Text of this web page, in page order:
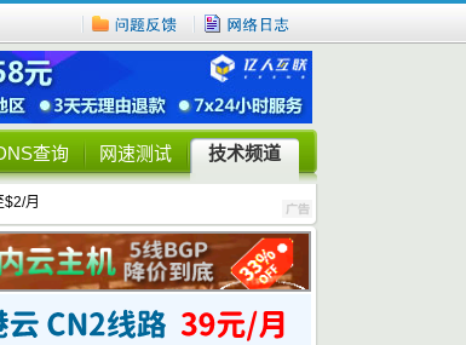
查询 网速测试 技术频道
月